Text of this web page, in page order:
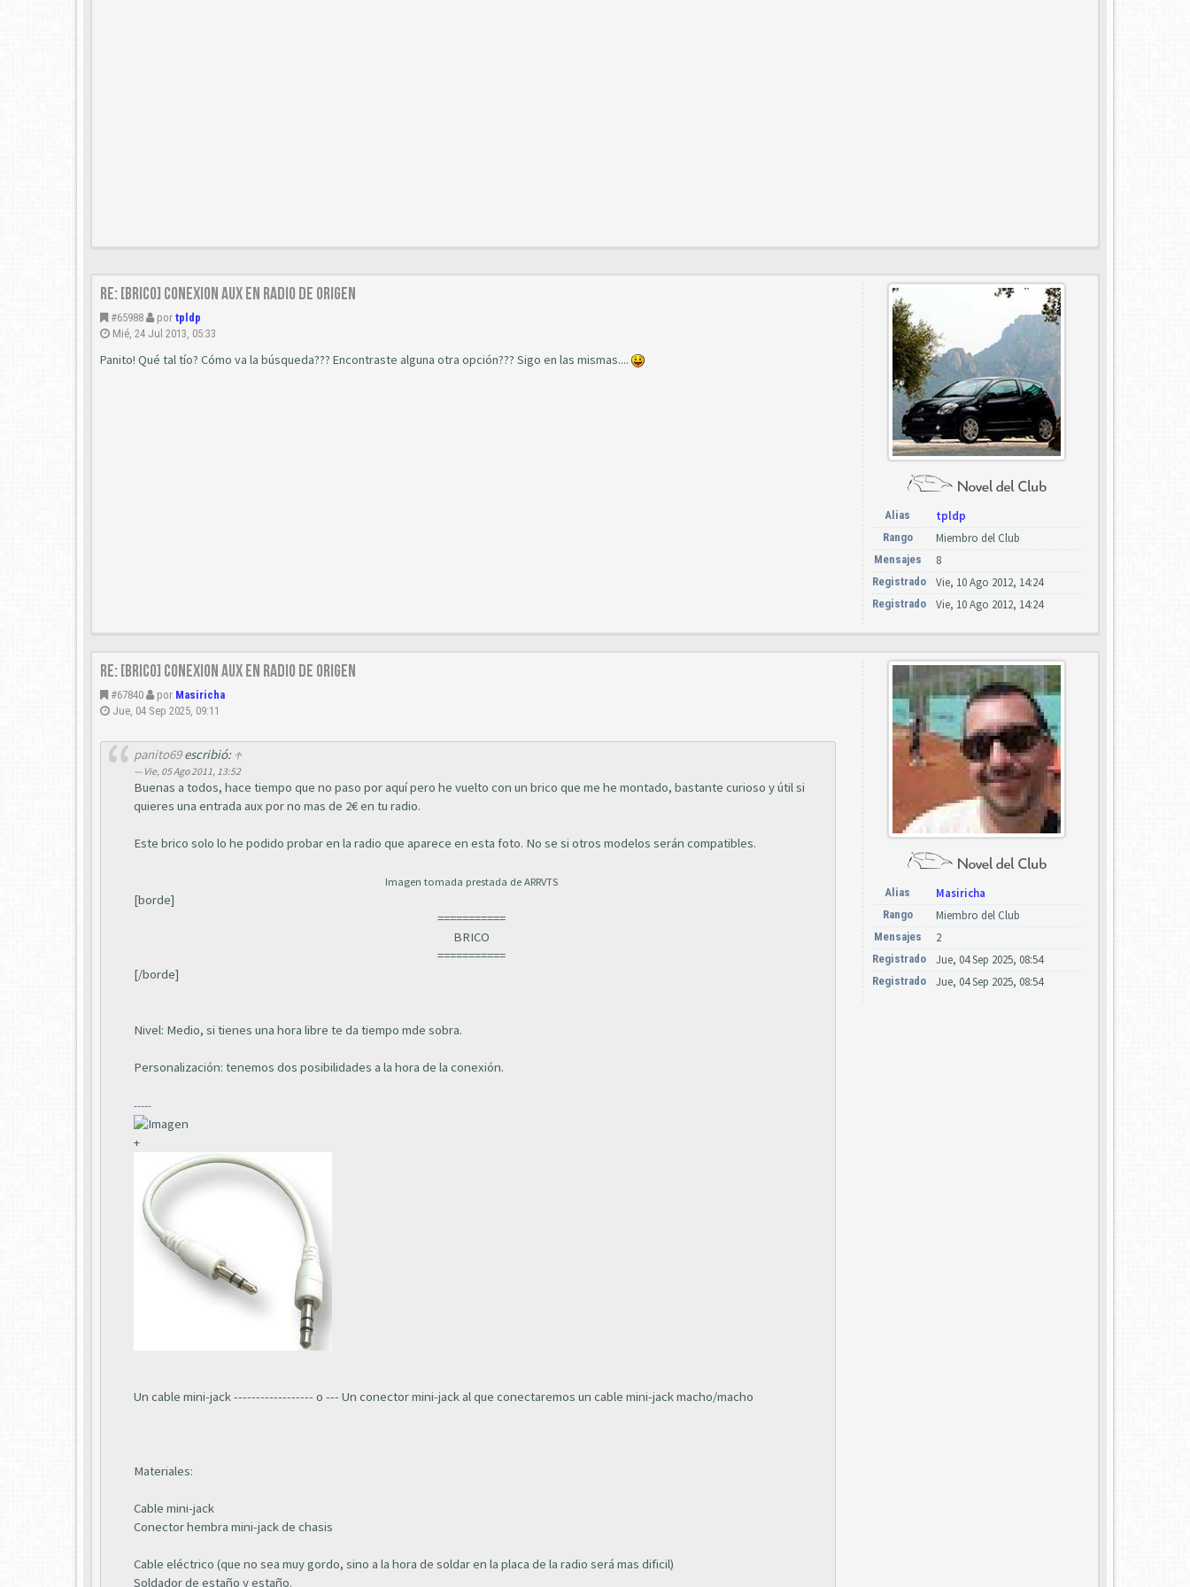
Re: [Brico] Conexion AUX en radio de origen
#65988 por tpldp
Mié, 24 Jul 2013, 05:33
Panito! Qué tal tío? Cómo va la búsqueda??? Encontraste alguna otra opción??? Sigo en las mismas....
Alias tpldp
Rango Miembro del Club
Mensajes 8
Registrado Vie, 10 Ago 2012, 14:24
Registrado Vie, 10 Ago 2012, 14:24
Re: [Brico] Conexion AUX en radio de origen
#67840 por Masiricha
Jue, 04 Sep 2025, 09:11
panito69escribió: ↑
Vie, 05 Ago 2011, 13:52
Buenas a todos, hace tiempo que no paso por aquí pero he vuelto con un brico que me he montado, bastante curioso y útil si
quieres una entrada aux por no mas de 2€ en tu radio.
Este brico solo lo he podido probar en la radio que aparece en esta foto. No se si otros modelos serán compatibles.
Imagen tomada prestada de ARRVTS
[borde]
===========
BRICO
===========
[/borde]
Nivel: Medio, si tienes una hora libre te da tiempo mde sobra.
Personalización: tenemos dos posibilidades a la hora de la conexión.
-----
+
Un cable mini-jack ------------------ o --- Un conector mini-jack al que conectaremos un cable mini-jack macho/macho
Materiales:
Cable mini-jack
Conector hembra mini-jack de chasis
Cable eléctrico (que no sea muy gordo, sino a la hora de soldar en la placa de la radio será mas dificil)
Soldador de estaño y estaño.
Alias Masiricha
Rango Miembro del Club
Mensajes 2
Registrado Jue, 04 Sep 2025, 08:54
Registrado Jue, 04 Sep 2025, 08:54